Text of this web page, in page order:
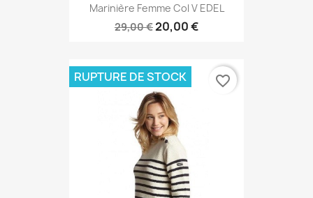
Marinière Femme Col V EDEL
29,00 €20,00 €
RUPTURE DE STOCK favorite_border